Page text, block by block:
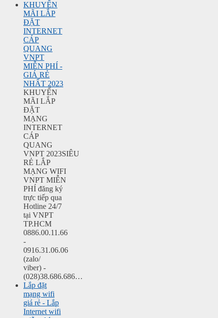
KHUYẾN
MÃI LẮP
ĐẶT
INTERNET
CÁP
QUANG
VNPT
MIỄN PHÍ -
GIÁ RẺ
NHẤT 2023
KHUYẾN
MÃI LẮP
ĐẶT
MẠNG
INTERNET
CÁP
QUANG
VNPT 2023SIÊU
RẺ LẮP
MẠNG WIFI
VNPT MIỄN
PHÍ đăng ký
trực tiếp qua
Hotline 24/7
tại VNPT
TP.HCM
0886.00.11.66
-
0916.31.06.06
(zalo/
viber) -
(028)38.686.686…
Lắp đặt
mạng wifi
giá rẻ - Lắp
Internet wifi